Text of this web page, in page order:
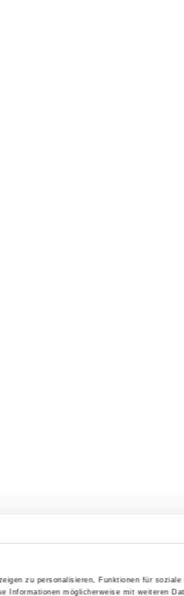
zu personalisieren, Funktionen für
Informationen möglicherweise mit weiteren